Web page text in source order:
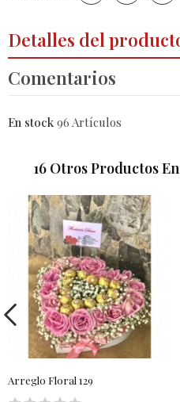
Detalles del
Comentarios
En stock 96 Artículos
16 Otros Productos
Arreglo Floral 129